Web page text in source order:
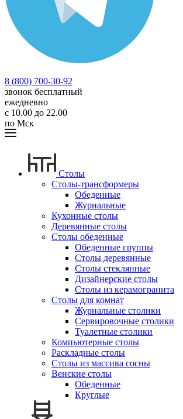
8 (800) 700-30-92
звонок бесплатный
ежедневно
с 10.00 до 22.00
по Мск
Столы
Столы-трансформеры
Обеденные
Журнальные
Кухонные столы
Деревянные столы
Столы обеденные
Обеденные группы
Столы деревянные
Столы стеклянные
Дизайнерские столы
Столы из керамогранита
Столы для комнат
Журнальные столики
Сервировочные столики
Туалетные столики
Компьютерные столы
Раскладные столы
Столы из массива сосны
Венские столы
Обеденные
Круглые